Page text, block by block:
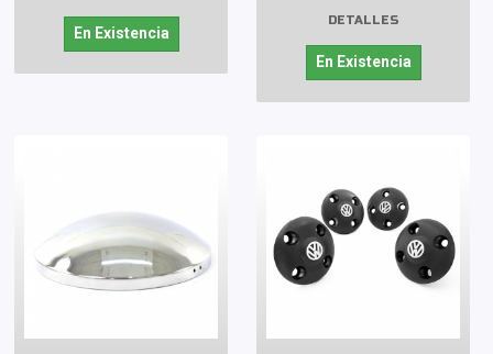
En Existencia
DETALLES
En Existencia